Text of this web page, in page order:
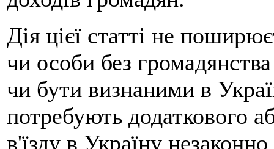
Дія цієї статті не
чи особи без
чи бути визнаними в
потребують додаткового
в'їзду в Україну